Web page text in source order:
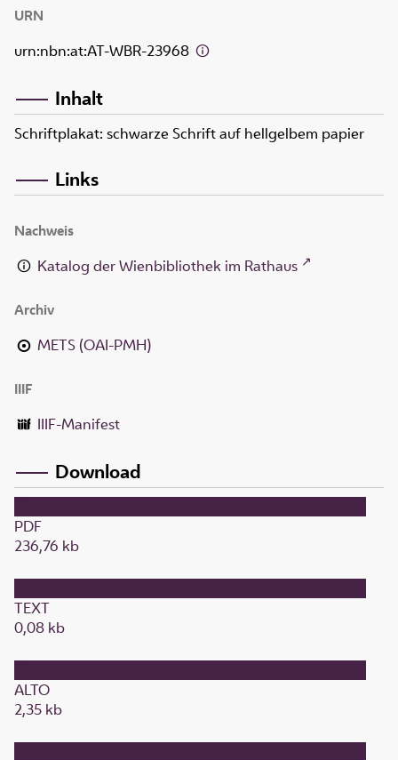
URN
urn:nbn:at:AT-WBR-23968
Inhalt
Schriftplakat: schwarze Schrift auf hellgelbem papier
Links
Nachweis
Katalog der Wienbibliothek im Rathaus
Archiv
METS (OAI-PMH)
IIIF
IIIF-Manifest
Download
PDF
236,76 kb
TEXT
0,08 kb
ALTO
2,35 kb